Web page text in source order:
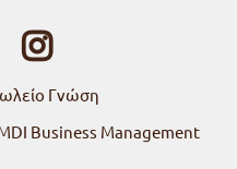
Γνώση
Business Management